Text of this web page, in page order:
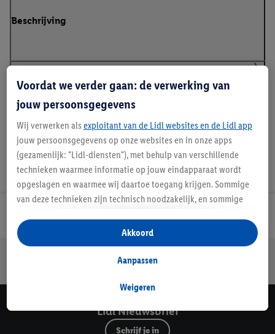
Beschrijving
Details over productveiligheid
Veilig winkelen
Lidl Nieuwsbrief
Schrijf je in
Voordat we verder gaan: de verwerking van
jouw persoonsgegevens
Wij verwerken als exploitant van de Lidl websites en de Lidl app
jouw persoonsgegevens op onze websites en in onze apps
(gezamenlijk: "Lidl-diensten"), met behulp van verschillende
technieken waarmee informatie op jouw eindapparaat wordt
opgeslagen en waarmee wij daartoe toegang krijgen. Sommige
van deze technieken zijn technisch noodzakelijk, en sommige
opslaan van voorkeursinstellingen, het verzamelen en
analyseren van statistieken of voor het tonen van
gepersonaliseerde reclame binnen en buiten de Lidl-diensten.
gegevens over jouw aankoopgedrag in de winkel ook voor de
Als je hier toestemming geeft aan ons voor het personaliseren
van reclame en als je vervolgens een Lidl Plus-account
Weigeren
Aanpassen
Akkoord